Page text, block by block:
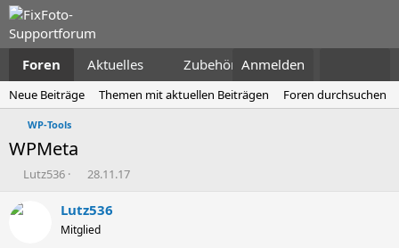
Foren Aktuelles Zubehör Anmelden
Neue Beiträge Themen mit aktuellen Beiträgen Foren durchsuchen
WP-Tools
WPMeta
E
s
Lutz536
E
s
t
e
28.11.17
Lutz536
Mitglied